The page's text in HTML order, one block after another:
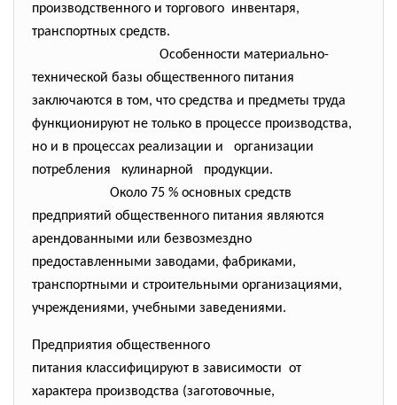
производственного и торгового инвентаря,
транспортных средств.
Особенности материально-
технической базы общественного питания
заключаются в том, что средства и предметы труда
функционируют не только в процессе производства,
но и в процессах реализации и организации
потребления кулинарной продукции.
Около 75 % основных средств
предприятий общественного питания являются
арендованными или безвозмездно
предоставленными заводами, фабриками,
транспортными и строительными организациями,
учреждениями, учебными заведениями.
Предприятия общественного
питания классифицируют в зависимости от
характера производства (заготовочные,